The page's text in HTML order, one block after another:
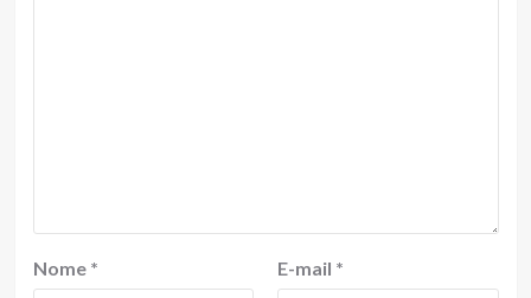
Nome * E-mail *